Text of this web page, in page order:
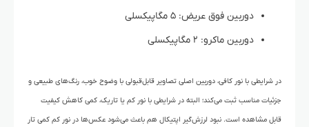
دوربین فوق عریض: ۵ مگاپیکسلی
دوربین ماکرو: ۲ مگاپیکسلی
در شرایطی با نور کافی، دوربین اصلی تصاویر قابل‌قبولی با وضوح خوب، رنگ‌های طبیعی و
جزئیات مناسب ثبت می‌کند؛ البته در شرایطی با نور کم یا تاریک، کمی کاهش کیفیت
قابل مشاهده است. نبود لرزش‌گیر اپتیکال هم باعث می‌شود عکس‌ها در نور کم کمی تار